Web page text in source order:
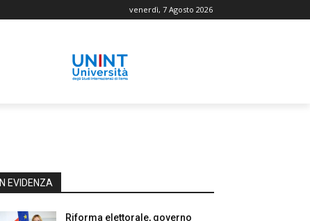
venerdì, 7 Agosto 2026
IN EVIDENZA
Riforma elettorale, governo